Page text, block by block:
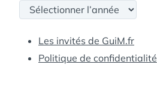
Archives
Les invités de GuiM.fr
Politique de confidentialité